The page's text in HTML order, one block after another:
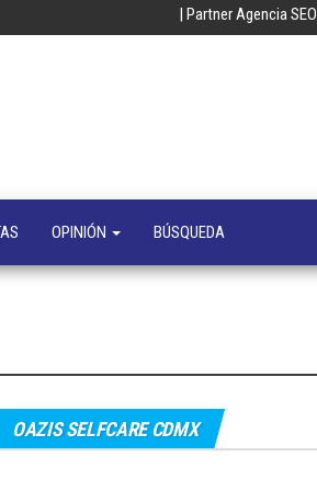
| Partner Agencia SEO
OPINIÓN BÚSQUEDA
OAZIS SELFCARE CDMX